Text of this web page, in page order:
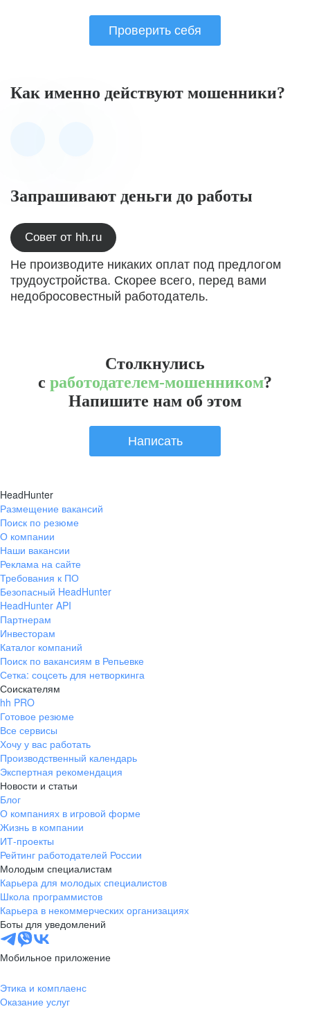
Проверить себя
Как именно действуют мошенники?
Запрашивают деньги до работы
Совет от hh.ru
Не производите никаких оплат под предлогом
трудоустройства. Скорее всего, перед вами
недобросовестный работодатель.
Столкнулись
с работодателем-мошенником?
Напишите нам об этом
Написать
HeadHunter
Размещение вакансий
Поиск по резюме
О компании
Наши вакансии
Реклама на сайте
Требования к ПО
Безопасный HeadHunter
HeadHunter API
Партнерам
Инвесторам
Каталог компаний
Поиск по вакансиям в Репьевке
Сетка: соцсеть для нетворкинга
Соискателям
hh PRO
Готовое резюме
Все сервисы
Хочу у вас работать
Производственный календарь
Экспертная рекомендация
Новости и статьи
Блог
О компаниях в игровой форме
Жизнь в компании
ИТ-проекты
Рейтинг работодателей России
Молодым специалистам
Карьера для молодых специалистов
Школа программистов
Карьера в некоммерческих организациях
Боты для уведомлений
Мобильное приложение
Этика и комплаенс
Оказание услуг